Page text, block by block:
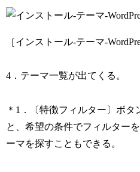
［インストール-テーマ-
4．テーマ一覧が出てくる。
＊1．〔特徴フィルター〕ボタ
と、希望の条件でフィルター
ーマを探すこともできる。